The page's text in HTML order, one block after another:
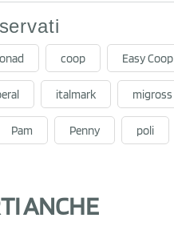
coop Easy Coop
italmark migross
Pam Penny poli
ANCHE